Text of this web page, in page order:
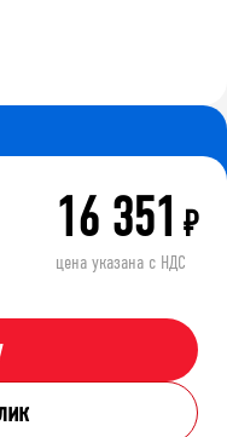
16 351 ₽
цена указана с НДС